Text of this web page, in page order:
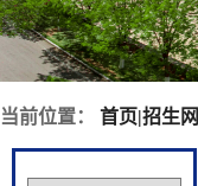
当前位置： 首页|招生网